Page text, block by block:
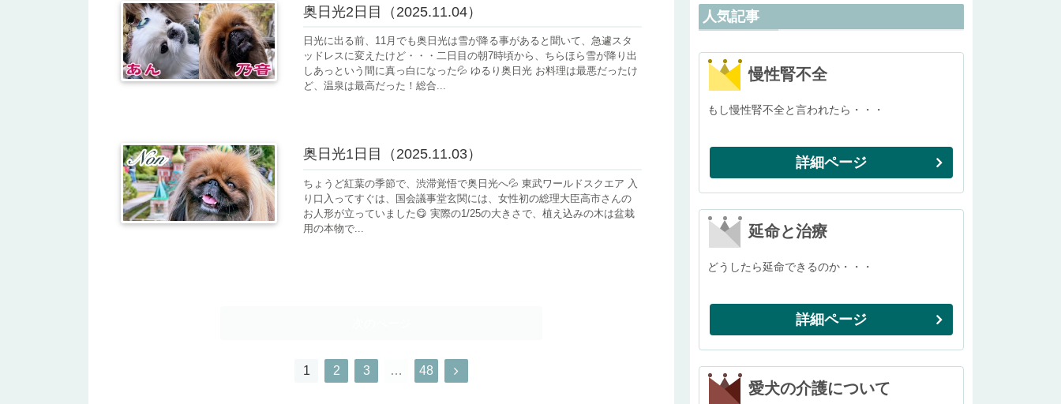
奥日光2日目（2025.11.04）
日光に出る前、11月でも奥日光は雪が降る事があると聞いて、急遽スタ
ッドレスに変えたけど・・・二日目の朝7時頃から、ちらほら雪が降り出
しあっという間に真っ白になった💦 ゆるり奥日光 お料理は最悪だったけ
ど、温泉は最高だった！総合...
奥日光1日目（2025.11.03）
ちょうど紅葉の季節で、渋滞覚悟で奥日光へ💦 東武ワールドスクエア 入
り口入ってすぐは、国会議事堂玄関には、女性初の総理大臣高市さんの
お人形が立っていました😋 実際の1/25の大きさで、植え込みの木は盆栽
用の本物で...
1 2 3 … 48
人気記事
慢性腎不全
もし慢性腎不全と言われたら・・・
詳細ページ
延命と治療
どうしたら延命できるのか・・・
詳細ページ
愛犬の介護について